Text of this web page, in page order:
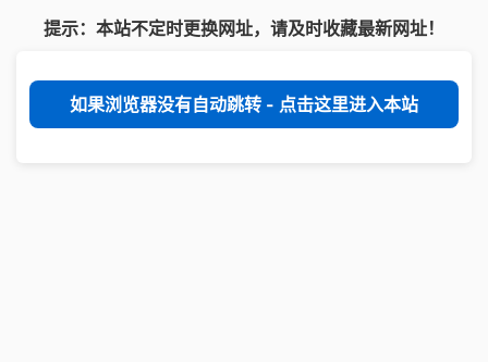
提示：本站不定时更换网址，请及时收藏最新网址！
如果浏览器没有自动跳转 - 点击这里进入本站